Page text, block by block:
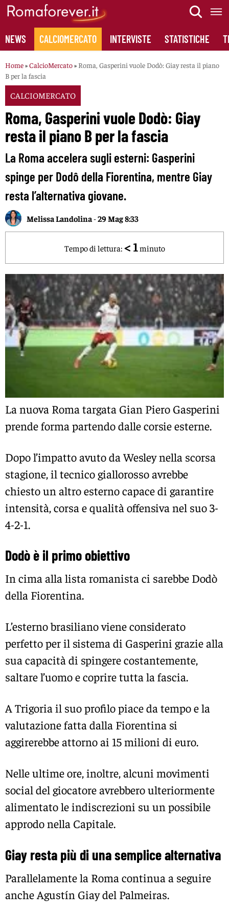
Skip
content
NEWS CALCIOMERCATO INTERVISTE STATISTICHE
Home»CalcioMercato» Roma, Gasperini vuole Dodò: Giay resta il piano
B per la fascia
CALCIOMERCATO
Roma, Gasperini vuole Dodò: Giay
resta il piano B per la fascia
La Roma accelera sugli esterni: Gasperini
spinge per Dodô della Fiorentina, mentre Giay
resta l’alternativa giovane.
Melissa Landolina -29 Mag 8:33
Tempo di lettura: < 1 minuto
La nuova Roma targata Gian Piero Gasperini
prende forma partendo dalle corsie esterne.
Dopo l’impatto avuto daWesleynella scorsa
stagione, il tecnico giallorosso avrebbe
chiesto un altro esterno capace di garantire
intensità, corsa e qualità offensiva nel suo 3-
4-2-1.
Dodò è il primo obiettivo
In cima alla lista romanista ci sarebbe Dodò
della Fiorentina.
L’esterno brasiliano viene considerato
perfetto per il sistema di Gasperini grazie alla
sua capacità di spingere costantemente,
saltare l’uomo e coprire tutta la fascia.
A Trigoria il suo profilo piace da tempo e la
valutazione fatta dalla Fiorentina si
aggirerebbe attorno ai 15 milioni di euro.
Nelle ultime ore, inoltre, alcuni movimenti
social del giocatore avrebbero ulteriormente
alimentato le indiscrezioni su un possibile
approdo nella Capitale.
Giay resta più di una semplice alternativa
Parallelamente la Roma continua a seguire
anche Agustín Giaydel Palmeiras.